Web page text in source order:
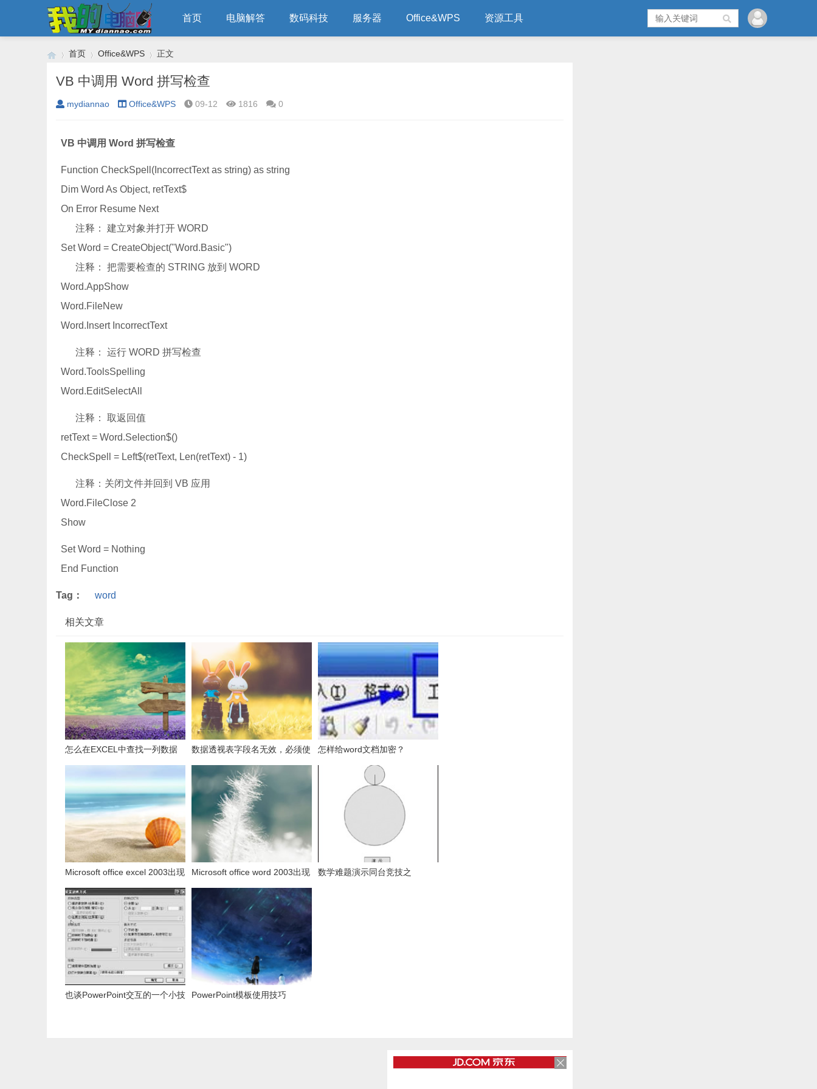
首页 电脑解答 数码科技 服务器 Office&WPS 资源工具
›
首页
›
Office&WPS
›
正文
VB 中调用 Word 拼写检查
mydiannao Office&WPS 09-12 1816 0
VB 中调用 Word 拼写检查
Function CheckSpell(IncorrectText as string) as string
Dim Word As Object, retText$
On Error Resume Next
注释： 建立对象并打开 WORD
Set Word = CreateObject("Word.Basic")
注释： 把需要检查的 STRING 放到 WORD
Word.AppShow
Word.FileNew
Word.Insert IncorrectText
注释： 运行 WORD 拼写检查
Word.ToolsSpelling
Word.EditSelectAll
注释： 取返回值
retText = Word.Selection$()
CheckSpell = Left$(retText, Len(retText) - 1)
注释：关闭文件并回到 VB 应用
Word.FileClose 2
Show
Set Word = Nothing
End Function
Tag： word
相关文章
怎么在EXCEL中查找一列数据
数据透视表字段名无效，必须使
用组合为带有标志列列表的数
据。
怎样给word文档加密？
Microsoft office excel 2003出现
发送错误报告怎么办？
Microsoft office word 2003出现
发送错误报告怎么办？
数学难题演示同台竞技之
也谈PowerPoint交互的一个小技
PowerPoint模板使用技巧